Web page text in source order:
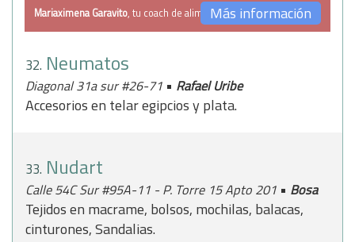
Mariaximena Garavito, tu coach de alimentaciónMás información
32. Neumatos
Diagonal 31a sur #26-71 • Rafael Uribe
Accesorios en telar egipcios y plata.
33. Nudart
Calle 54C Sur #95A-11 - P. Torre 15 Apto 201 • Bosa
Tejidos en macrame, bolsos, mochilas, balacas,
cinturones, Sandalias.